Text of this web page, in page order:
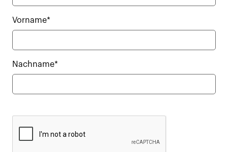
Vorname*
Nachname*